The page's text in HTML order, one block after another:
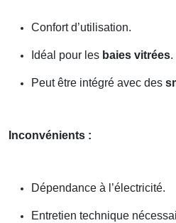
Confort d’utilisation.
Idéal pour les baies vitrées.
Peut être intégré avec des
Inconvénients :
Dépendance à l’électricité.
Entretien technique